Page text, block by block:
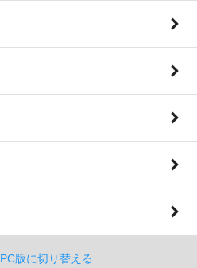
PC版に切り替える